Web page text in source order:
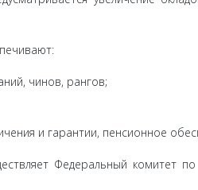
чи­нов, рангов;
и гарантии, пенсионное
Федеральный комитет